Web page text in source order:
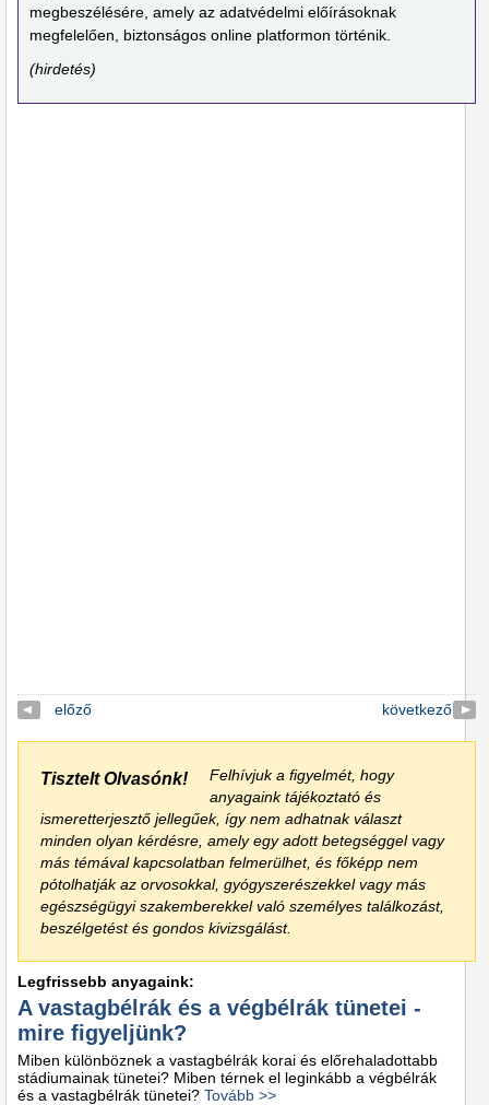
megbeszélésére, amely az adatvédelmi előírásoknak
megfelelően, biztonságos online platformon történik.
(hirdetés)
előző következő
Tisztelt Olvasónk!
Felhívjuk a figyelmét, hogy
anyagaink tájékoztató és
ismeretterjesztő jellegűek, így nem adhatnak választ
minden olyan kérdésre, amely egy adott betegséggel vagy
más témával kapcsolatban felmerülhet, és főképp nem
pótolhatják az orvosokkal, gyógyszerészekkel vagy más
egészségügyi szakemberekkel való személyes találkozást,
beszélgetést és gondos kivizsgálást.
Legfrissebb anyagaink:
A vastagbélrák és a végbélrák tünetei -
mire figyeljünk?
Miben különböznek a vastagbélrák korai és előrehaladottabb
stádiumainak tünetei? Miben térnek el leginkább a végbélrák
és a vastagbélrák tünetei? Tovább >>